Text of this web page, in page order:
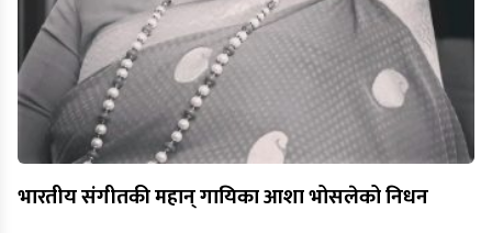
भारतीय संगीतकी महान् गायिका आशा भोसलेको निधन